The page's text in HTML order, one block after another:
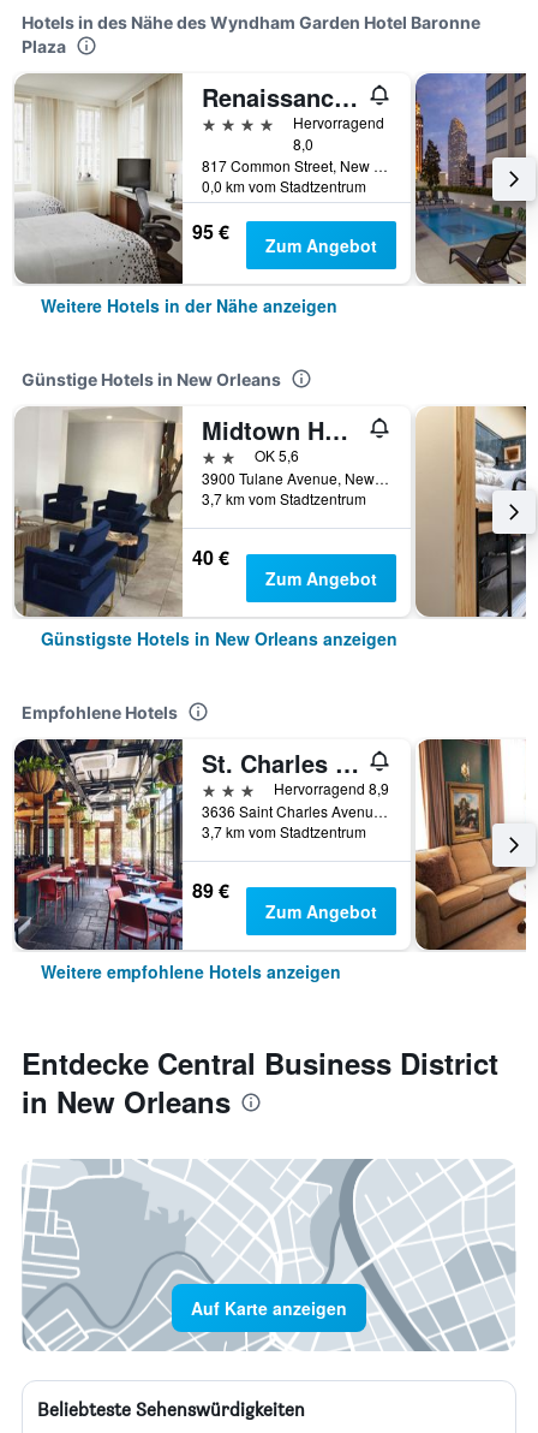
Hotels in des Nähe des Wyndham Garden Hotel Baronne
Plaza
Renaissance New Orleans Pere Marquette French Quarter Area Hotel
4 Sterne
Hervorragend
8,0
817 Common Street, New Orleans, LA, USA
0,0 km vom Stadtzentrum
95 € Zum Angebot
Weitere Hotels in der Nähe anzeigen
Günstige Hotels in New Orleans
Midtown Hotel New Orleans
2 SterneOK 5,6
3900 Tulane Avenue, New Orleans, LA, USA
3,7 km vom Stadtzentrum
40 €
Zum Angebot
Günstigste Hotels in New Orleans anzeigen
Empfohlene Hotels
St. Charles Inn
3 Sterne
Hervorragend 8,9
3636 Saint Charles Avenue, New Orleans, LA, USA
3,7 km vom Stadtzentrum
89 €
Zum Angebot
Weitere empfohlene Hotels anzeigen
Entdecke Central Business District
in New Orleans
Auf Karte anzeigen
Beliebteste Sehenswürdigkeiten